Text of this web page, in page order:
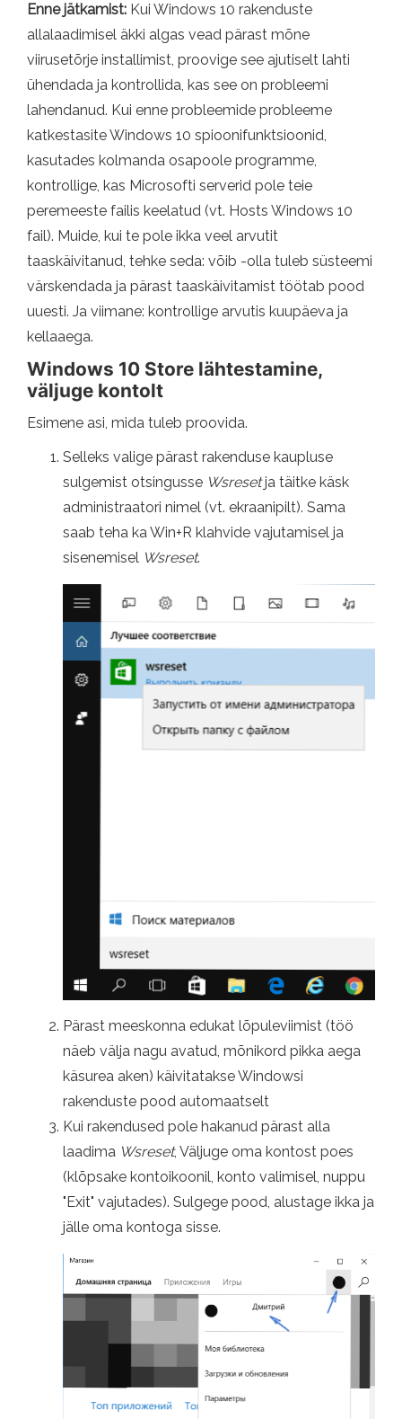
Enne jätkamist: Kui Windows 10 rakenduste
allalaadimisel äkki algas vead pärast mõne
viirusetõrje installimist, proovige see ajutiselt lahti
ühendada ja kontrollida, kas see on probleemi
lahendanud. Kui enne probleemide probleeme
katkestasite Windows 10 spioonifunktsioonid,
kasutades kolmanda osapoole programme,
kontrollige, kas Microsofti serverid pole teie
peremeeste failis keelatud (vt. Hosts Windows 10
fail). Muide, kui te pole ikka veel arvutit
taaskäivitanud, tehke seda: võib -olla tuleb süsteemi
värskendada ja pärast taaskäivitamist töötab pood
uuesti. Ja viimane: kontrollige arvutis kuupäeva ja
kellaaega.
Windows 10 Store lähtestamine,
väljuge kontolt
Esimene asi, mida tuleb proovida.
Selleks valige pärast rakenduse kaupluse
sulgemist otsingusse Wsresetja täitke käsk
administraatori nimel (vt. ekraanipilt). Sama
saab teha ka Win+R klahvide vajutamisel ja
sisenemisel Wsreset.
Pärast meeskonna edukat lõpuleviimist (töö
näeb välja nagu avatud, mõnikord pikka aega
käsurea aken) käivitatakse Windowsi
rakenduste pood automaatselt
Kui rakendused pole hakanud pärast alla
laadima Wsreset, Väljuge oma kontost poes
(klõpsake kontoikoonil, konto valimisel, nuppu
"Exit" vajutades). Sulgege pood, alustage ikka ja
jälle oma kontoga sisse.